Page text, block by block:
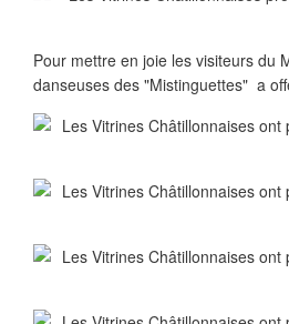
Pour mettre en joie les visiteurs du
danseuses des "Mistinguettes" a